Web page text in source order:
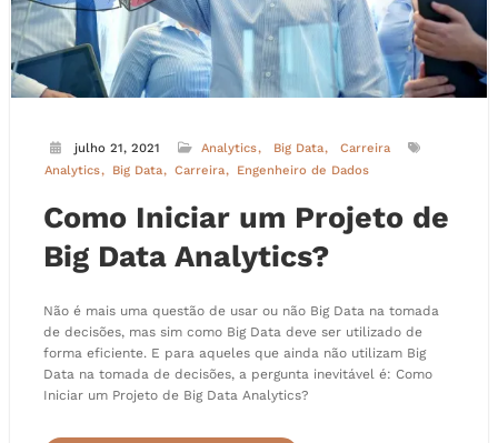
julho 21, 2021 Analytics Big Data
Carreira
Analytics
Big Data Carreira Engenheiro de Dados
Como Iniciar um Projeto de
Big Data Analytics?
Não é mais uma questão de usar ou não Big Data na tomada
de decisões, mas sim como Big Data deve ser utilizado de
forma eficiente. E para aqueles que ainda não utilizam Big
Data na tomada de decisões, a pergunta inevitável é: Como
Iniciar um Projeto de Big Data Analytics?